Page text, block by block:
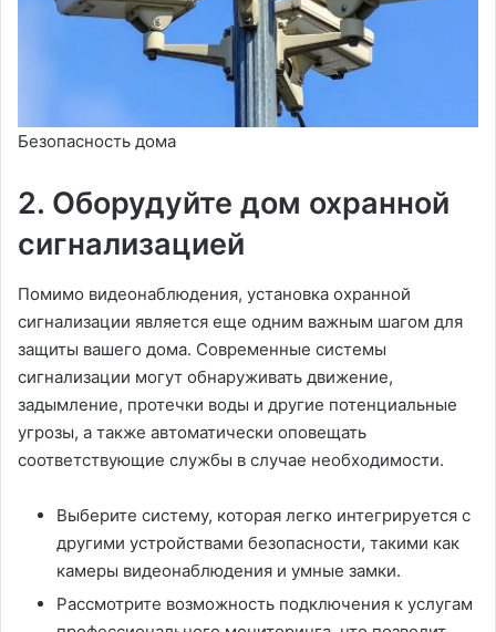
Безопасность дома
2. Оборудуйте дом охранной
сигнализацией
Помимо видеонаблюдения, установка охранной
сигнализации является еще одним важным шагом для
защиты вашего дома. Современные системы
сигнализации могут обнаруживать движение,
задымление, протечки воды и другие потенциальные
угрозы, а также автоматически оповещать
соответствующие службы в случае необходимости.
Выберите систему, которая легко интегрируется с
другими устройствами безопасности, такими как
камеры видеонаблюдения и умные замки.
Рассмотрите возможность подключения к услугам